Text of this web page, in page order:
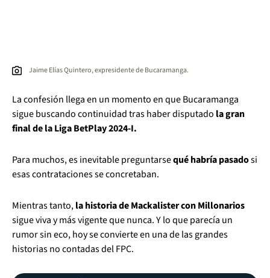
Jaime Elías Quintero, expresidente de Bucaramanga.
La confesión llega en un momento en que Bucaramanga
sigue buscando continuidad tras haber disputado la gran
final de la Liga BetPlay 2024-I.
Para muchos, es inevitable preguntarsequé habría pasadosi
esas contrataciones se concretaban.
Mientras tanto,la historia de Mackalister con Millonarios
sigue viva y más vigente que nunca. Y lo que parecía un
rumor sin eco, hoy se convierte en una de las grandes
historias no contadas del FPC.